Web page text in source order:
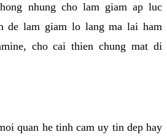
nhung cho lam giam ap luc
de lam giam lo lang ma lai ham
cho cai thien chung mat di
quan he tinh cam uy tin dep hay